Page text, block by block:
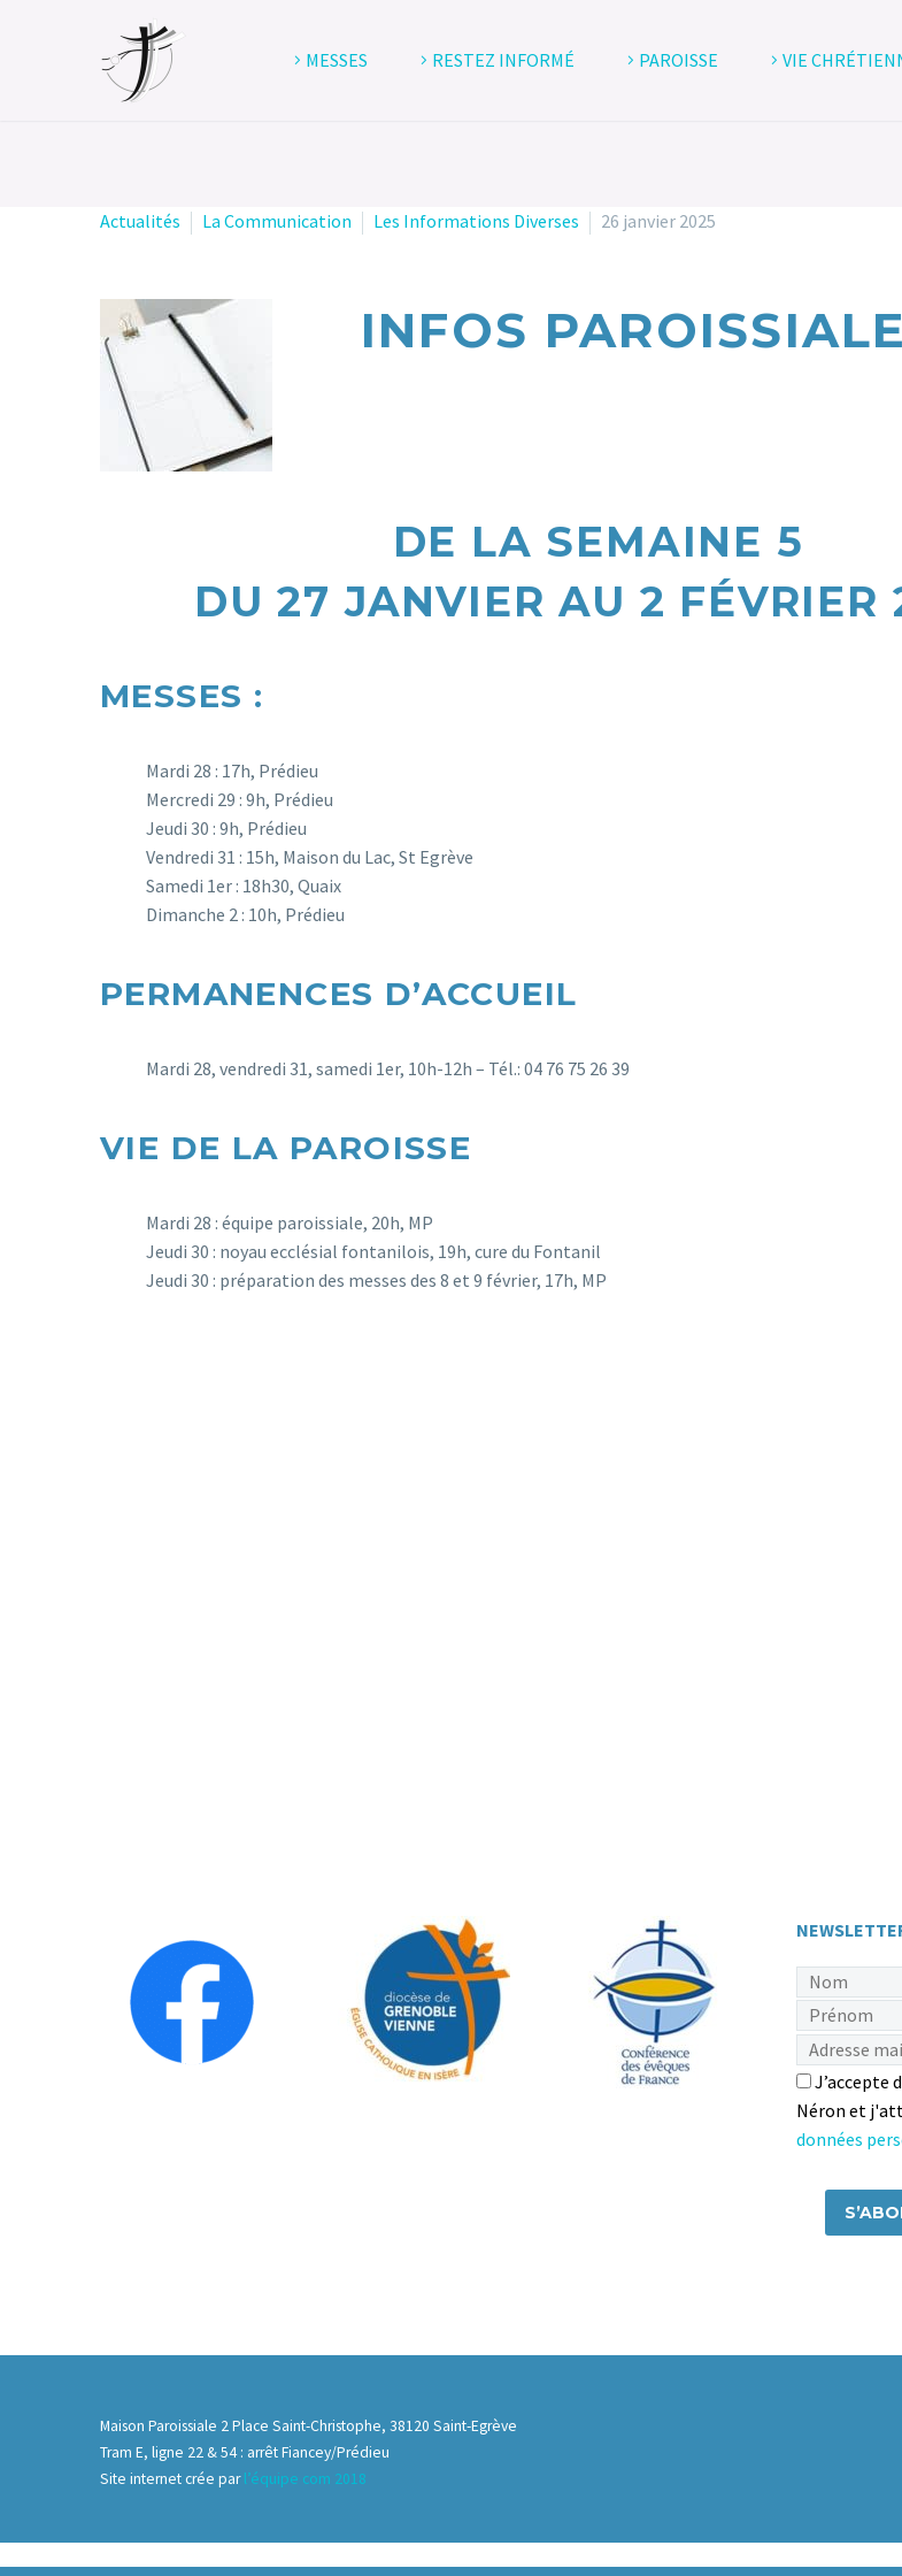
MESSES RESTEZ INFORMÉ PAROISSE VIE
Actualités La Communication Les Informations Diverses 26 janvier 2025
INFOS
DE LA SEMAINE 5
DU 27 JANVIER AU 2 FÉVRIER
MESSES :
Mardi 28 : 17h, Prédieu
Mercredi 29 : 9h, Prédieu
Jeudi 30 : 9h, Prédieu
Vendredi 31 : 15h, Maison du Lac, St Egrève
Samedi 1er : 18h30, Quaix
Dimanche 2 : 10h, Prédieu
PERMANENCES D’ACCUEIL
Mardi 28, vendredi 31, samedi 1er, 10h-12h – Tél.: 04 76 75 26 39
VIE DE LA PAROISSE
Mardi 28 : équipe paroissiale, 20h, MP
Jeudi 30 : noyau ecclésial fontanilois, 19h, cure du Fontanil
Jeudi 30 : préparation des messes des 8 et 9 février, 17h, MP
J’accepte
Néron et
données
Maison Paroissiale 2 Place Saint-Christophe, 38120 Saint-Egrève
Tram E, ligne 22 & 54 : arrêt Fiancey/Prédieu
Site internet crée parl’équipe com 2018